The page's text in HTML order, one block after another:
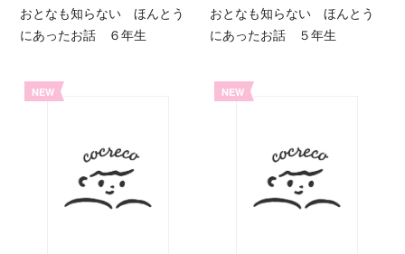
おとなも知らない ほんとう
にあったお話 ６年生
おとなも知らない ほんとう
にあったお話 ５年生
NEW NEW